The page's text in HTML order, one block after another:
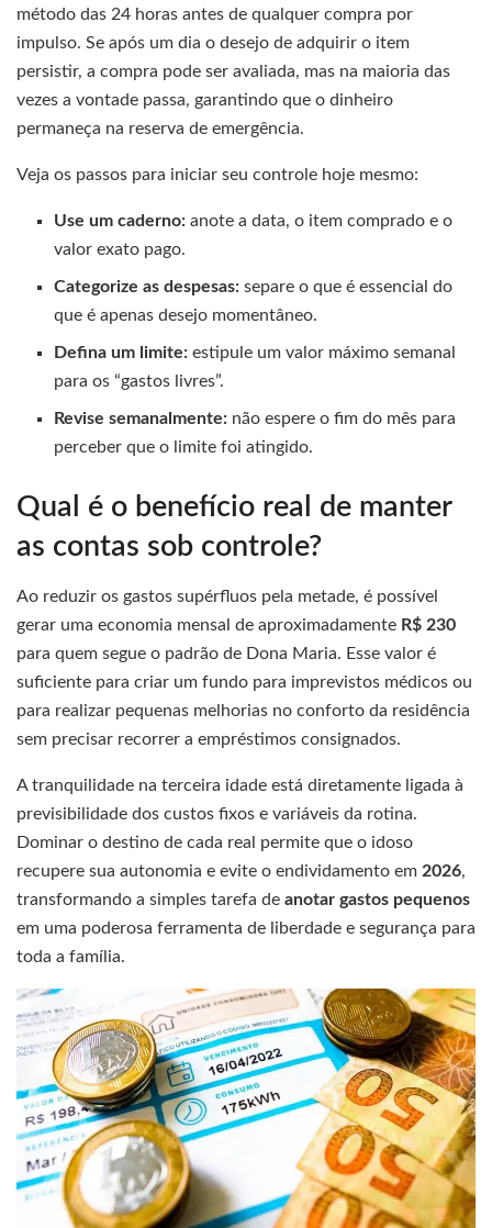
método das 24 horas antes de qualquer compra por
impulso. Se após um dia o desejo de adquirir o item
persistir, a compra pode ser avaliada, mas na maioria das
vezes a vontade passa, garantindo que o dinheiro
permaneça na reserva de emergência.
Veja os passos para iniciar seu controle hoje mesmo:
Use um caderno: anote a data, o item comprado e o
valor exato pago.
Categorize as despesas: separe o que é essencial do
que é apenas desejo momentâneo.
Defina um limite: estipule um valor máximo semanal
para os “gastos livres”.
Revise semanalmente: não espere o fim do mês para
perceber que o limite foi atingido.
Qual é o benefício real de manter
as contas sob controle?
Ao reduzir os gastos supérfluos pela metade, é possível
gerar uma economia mensal de aproximadamente R$ 230
para quem segue o padrão de Dona Maria. Esse valor é
suficiente para criar um fundo para imprevistos médicos ou
para realizar pequenas melhorias no conforto da residência
sem precisar recorrer a empréstimos consignados.
A tranquilidade na terceira idade está diretamente ligada à
previsibilidade dos custos fixos e variáveis da rotina.
Dominar o destino de cada real permite que o idoso
recupere sua autonomia e evite o endividamento em 2026,
transformando a simples tarefa de anotar gastos pequenos
em uma poderosa ferramenta de liberdade e segurança para
toda a família.